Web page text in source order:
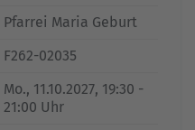
Pfarrei Maria Geburt
F262-02035
Mo., 11.10.2027, 19:30 -
21:00 Uhr